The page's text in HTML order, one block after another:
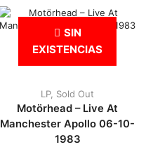
SIN
EXISTENCIAS
LP, Sold Out
Motörhead – Live At
Manchester Apollo 06-10-
1983